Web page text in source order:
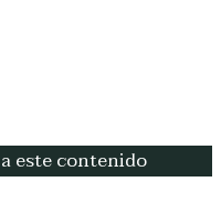
este contenido